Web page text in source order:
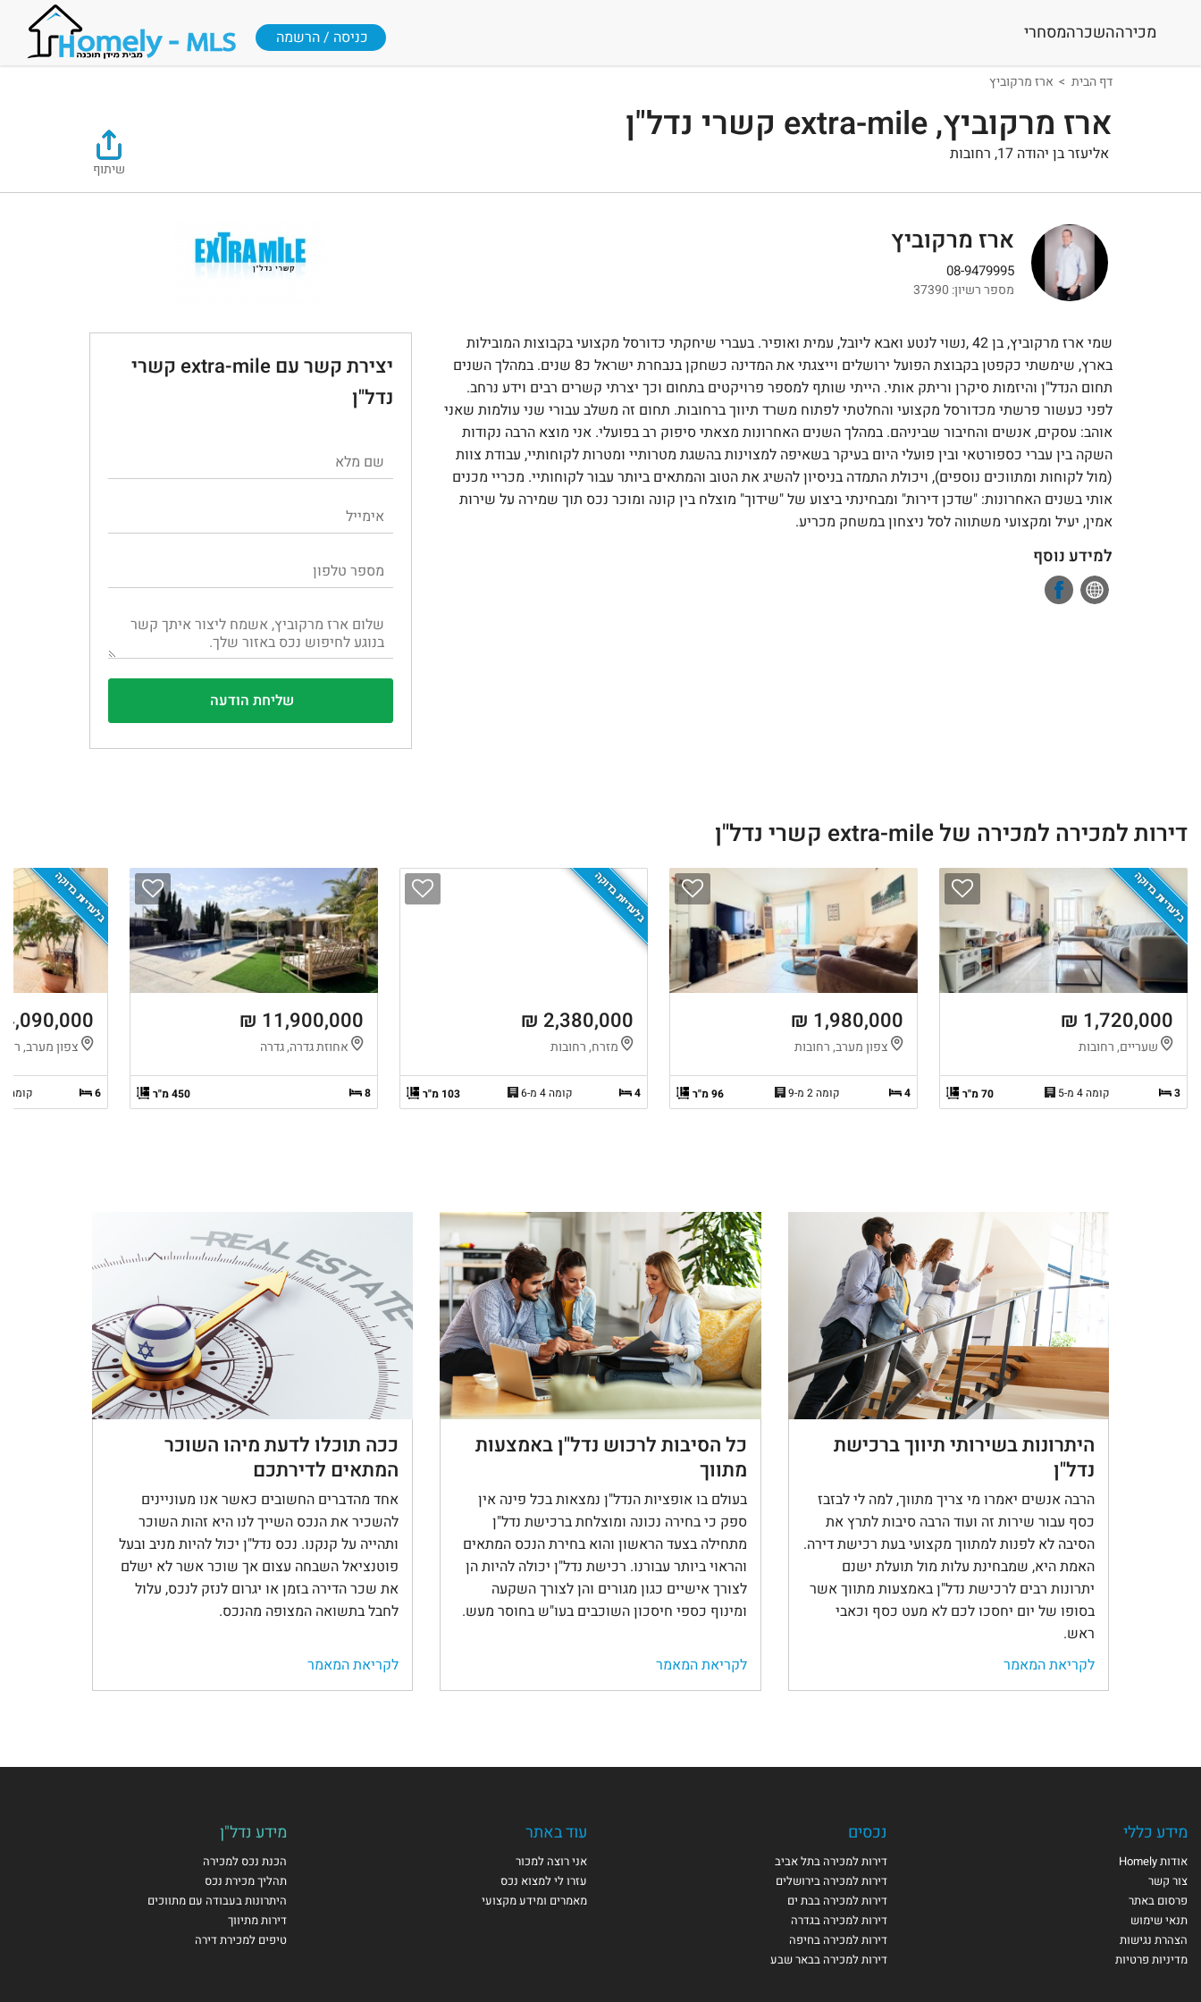
מכירההשכרהמסחרי כניסה / הרשמה
דף הבית ארז מרקוביץ
ארז מרקוביץ, extra-mile קשרי נדל"ן
אליעזר בן יהודה 17, רחובות
שיתוף
ארז מרקוביץ
08-9479995
מספר רשיון: 37390
יצירת קשר עם extra-mile קשרי
נדל"ן
שמי ארז מרקוביץ, בן 42 ,נשוי לנטע ואבא ליובל, עמית ואופיר. בעברי שיחקתי כדורסל מקצועי בקבוצות המובילות
בארץ, שימשתי כקפטן בקבוצת הפועל ירושלים וייצגתי את המדינה כשחקן בנבחרת ישראל כ8 שנים. במהלך השנים
תחום הנדל"ן והיזמות סיקרן וריתק אותי. הייתי שותף למספר פרויקטים בתחום וכך יצרתי קשרים רבים וידע נרחב.
לפני כעשור פרשתי מכדורסל מקצועי והחלטתי לפתוח משרד תיווך ברחובות. תחום זה משלב עבורי שני עולמות שאני
אוהב: עסקים, אנשים והחיבור שביניהם. במהלך השנים האחרונות מצאתי סיפוק רב בפועלי. אני מוצא הרבה נקודות
השקה בין עברי כספורטאי ובין פועלי היום בעיקר בשאיפה למצוינות בהשגת מטרותיי ומטרות לקוחותיי, עבודת צוות
(מול לקוחות ומתווכים נוספים), ויכולת התמדה בניסיון להשיג את הטוב והמתאים ביותר עבור לקוחותיי. מכריי מכנים
אותי בשנים האחרונות: "שדכן דירות" ומבחינתי ביצוע של "שידוך" מוצלח בין קונה ומוכר נכס תוך שמירה על שירות
אמין, יעיל ומקצועי משתווה לסל ניצחון במשחק מכריע.
למידע נוסף
דירות למכירה למכירה של extra-mile קשרי נדל"ן
בלעדיות בדוקה
1,720,000 ₪
שעריים, רחובות
3 קומה 4 מ-5 70 מ"ר
1,980,000 ₪
צפון מערב, רחובות
4 קומה 2 מ-9 96 מ"ר
בלעדיות בדוקה
2,380,000 ₪
מזרח, רחובות
4 קומה 4 מ-6 103 מ"ר
11,900,000 ₪
אחוזת גדרה, גדרה
8 450 מ"ר
בלעדיות בדוקה
4,090,000 ₪
צפון מערב,
6 קומה 3 מ-4
היתרונות בשירותי תיווך ברכישת
נדל"ן
הרבה אנשים יאמרו מי צריך מתווך, למה לי לבזבז
כסף עבור שירות זה ועוד הרבה סיבות לתרץ את
הסיבה לא לפנות למתווך מקצועי בעת רכישת דירה.
האמת היא, שמבחינת עלות מול תועלת ישנם
יתרונות רבים לרכישת נדל"ן באמצעות מתווך אשר
בסופו של יום יחסכו לכם לא מעט כסף וכאבי
ראש.
לקריאת המאמר
כל הסיבות לרכוש נדל"ן באמצעות
מתווך
בעולם בו אופציות הנדל"ן נמצאות בכל פינה אין
ספק כי בחירה נכונה ומוצלחת ברכישת נדל"ן
מתחילה בצעד הראשון והוא בחירת הנכס המתאים
והראוי ביותר עבורנו. רכישת נדל"ן יכולה להיות הן
לצורך אישיים כגון מגורים והן לצורך השקעה
ומינוף כספי חיסכון השוכבים בעו"ש בחוסר מעש.
לקריאת המאמר
ככה תוכלו לדעת מיהו השוכר
המתאים לדירתכם
אחד מהדברים החשובים כאשר אנו מעוניינים
להשכיר את הנכס השייך לנו היא זהות השוכר
ותהייה על קנקנו. נכס נדל"ן יכול להיות מניב ובעל
פוטנציאל השבחה עצום אך שוכר אשר לא ישלם
את שכר הדירה בזמן או יגרום לנזק לנכס, עלול
לחבל בתשואה המצופה מהנכס.
לקריאת המאמר
מידע כללי
אודות Homely
צור קשר
פרסום באתר
תנאי שימוש
הצהרת נגישות
מדיניות פרטיות
נכסים
דירות למכירה בתל אביב
דירות למכירה בירושלים
דירות למכירה בבת ים
דירות למכירה בגדרה
דירות למכירה בחיפה
דירות למכירה בבאר שבע
עוד באתר
אני רוצה למכור
עזרו לי למצוא נכס
מאמרים ומידע מקצועי
מידע נדל"ן
הכנת נכס למכירה
תהליך מכירת נכס
היתרונות בעבודה עם מתווכים
דירות מתיווך
טיפים למכירת דירה